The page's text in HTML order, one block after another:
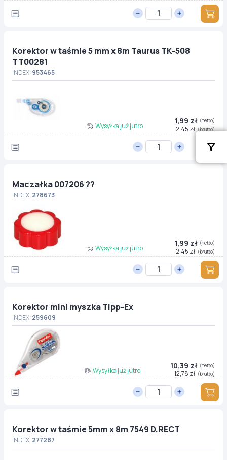
Korektor w taśmie 5 mm x 8m Taurus TK-508
TT00281
INDEX:953465
Wysyłka już jutro
1,99 zł (netto)
2,45 zł (brutto)
Maczałka 007206 ??
INDEX:278673
Wysyłka już jutro
1,99 zł (netto)
2,45 zł (brutto)
Korektor mini myszka Tipp-Ex
INDEX:259609
Wysyłka już jutro
10,39 zł (netto)
12,78 zł (brutto)
Korektor w taśmie 5mm x 8m 7549 D.RECT
INDEX:277287